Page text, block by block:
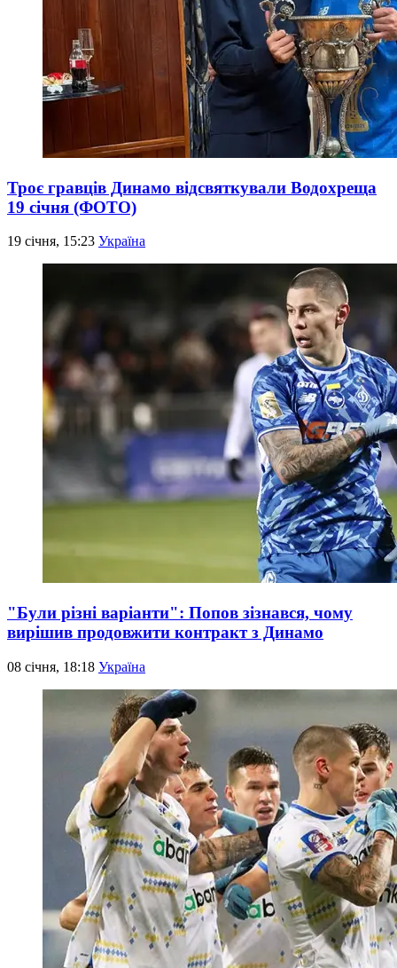
Троє гравців Динамо відсвяткували Водохреща
19 січня (ФОТО)
19 січня, 15:23 Україна
"Були різні варіанти": Попов зізнався, чому
вирішив продовжити контракт з Динамо
08 січня, 18:18 Україна